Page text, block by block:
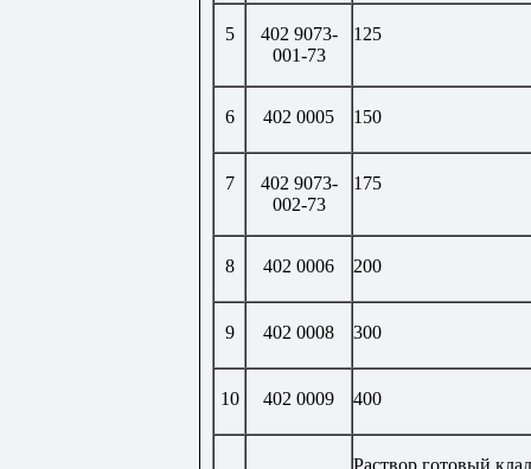
5
402 9073-
001-73
125
6 402 0005 150
7
402 9073-
002-73
175
8 402 0006 200
9 402 0008 300
10 402 0009 400